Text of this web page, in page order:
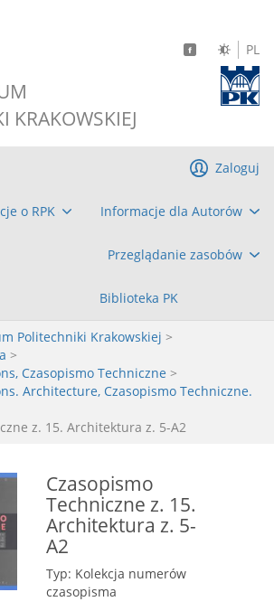
KRAKOWSKIEJ
PL
o RPK Informacje dla Autorów
Przeglądanie zasobów
Biblioteka PK
Zaloguj
Politechniki Krakowskiej >
>
Czasopismo Techniczne >
Architecture, Czasopismo Techniczne.
z. 15. Architektura z. 5-A2
Czasopismo
Techniczne z. 15.
Architektura z. 5-
A2
Typ: Kolekcja numerów
czasopisma